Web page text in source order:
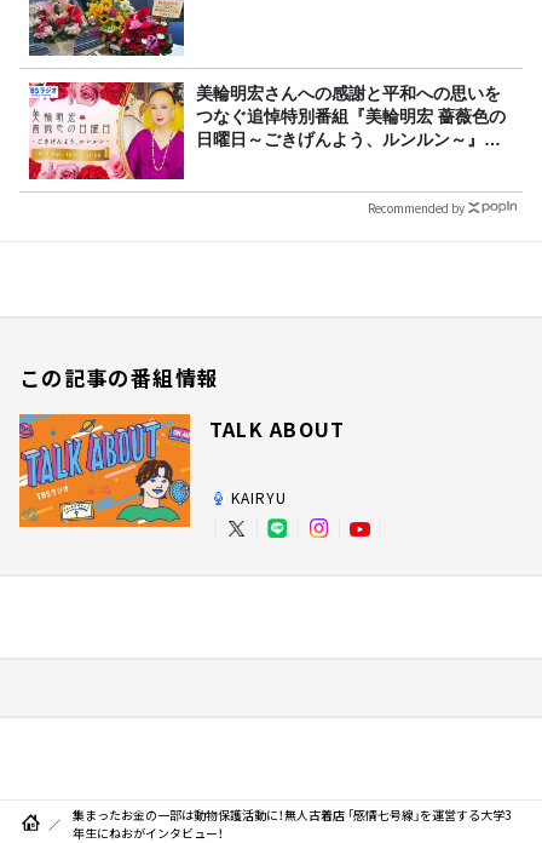
美輪明宏さんへの感謝と平和への思いを
つなぐ追悼特別番組『美輪明宏 薔薇色の
日曜日～ごきげんよう、ルンルン～』
Recommended by
この記事の番組情報
TALK ABOUT
KAIRYU
集まったお金の一部は動物保護活動に！無人古着店 「感情七号線」を運営する大学3
年生にねおがインタビュー！